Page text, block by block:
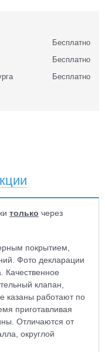
Бесплатно
Бесплатно
Бесплатно
только через
покрытием,
Фото декларации
Качественное
клапан,
казаны работают по
приготавливая
Отличаются от
округлой